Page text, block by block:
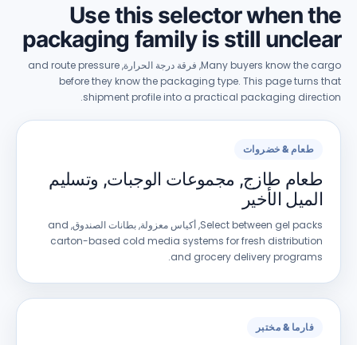
Use this selector when
packaging family is still
Many buyers know the, فرقة درجة الحرارة, and route pressure
before they know the packaging type.This page turns
shipment profile into a practical packaging
.
طعام & خضروات
طعام طازج, مجموعات الوجبات, وتسليم
الميل الأخير
Select between gel packs, أكياس معزولة, بطانات الصندوق,and
carton-based cold media systems for fresh distribution
and grocery delivery programs
.
فارما & مختبر